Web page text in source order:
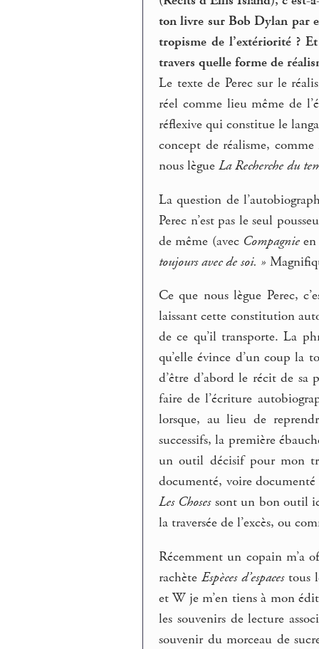
ton livre sur Bob Dylan par
tropisme de l’extériorité ?
travers quelle forme de
Le texte de Perec sur le
réel comme lieu même de
réflexive qui constitue le
concept de réalisme,
nous lègueLa Recherche du
La question de
Perec n’est pas le seul
de même (avec Compagnieen
toujours avec de soi. »
Ce que nous lègue Perec,
laissant cette constitution
de ce qu’il transporte. La
qu’elle évince d’un coup la
d’être d’abord le récit de sa
faire de l’écriture
lorsque, au lieu de
successifs, la première
un outil décisif pour mon
documenté, voire
Les Chosessont un bon outil
la traversée de l’excès, ou
Récemment un copain m’a
rachète Espèces d’espacestous
et W je m’en tiens à mon
les souvenirs de lecture
souvenir du morceau de